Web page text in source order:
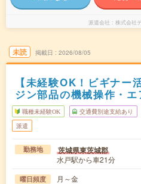
派遣会社 株式会社
未読 掲載日 2026/08/05
【未経験OK！ビギナー
ジン部品の機械操作・
職種未経験OK 交通費別途支給あり
派遣
勤務地 茨城県東茨城郡
水戸駅から車21分
曜日頻度 月～金